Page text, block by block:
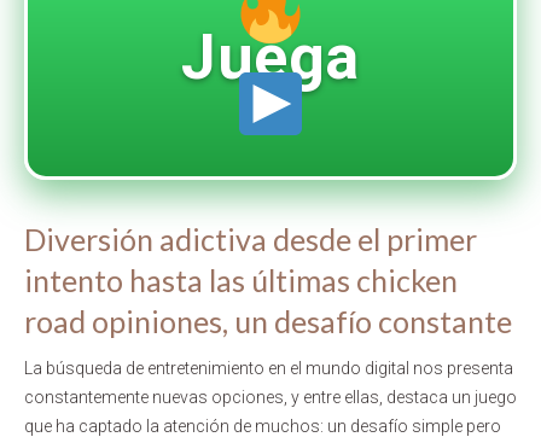
Juega
Diversión adictiva desde el primer
intento hasta las últimas chicken
road opiniones, un desafío constante
La búsqueda de entretenimiento en el mundo digital nos presenta
constantemente nuevas opciones, y entre ellas, destaca un juego
que ha captado la atención de muchos: un desafío simple pero